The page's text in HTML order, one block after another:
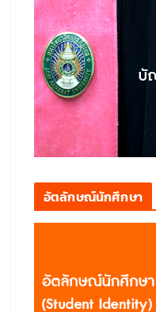
อัตลักษณ์นักศึกษา